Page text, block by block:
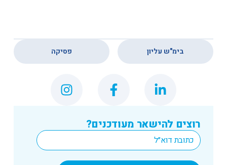
רוצים להישאר מעודכנים?
Email
*
בימ"ש עליון פסיקה